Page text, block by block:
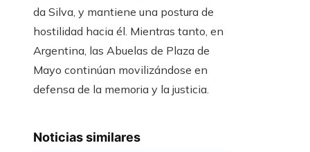
da Silva, y mantiene una postura de
hostilidad hacia él. Mientras tanto, en
Argentina, las Abuelas de Plaza de
Mayo continúan movilizándose en
defensa de la memoria y la justicia.
Noticias similares